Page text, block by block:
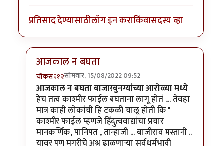
प्रतिसाद देण्यासाठीलॉग इन कराकिंवासदस्य व्हा
आजकाल न बघता
चौकस२१२सोमवार, 15/08/2022 09:52
In reply toधन्यवाद... आजकाल न बघताbyगणेशा
आजकाल न बघता बाजारबुनग्यांच्या आरोळ्या मध्ये
हेच तत्व काश्मीर फाईल बघताना लागू होतं .... तेवहा
मात्र काही लोकांची हि टकळी चालू होती कि "
काश्मीर फाईल म्हणजे हिंदुत्ववाद्यांचा प्रचार
मानकर्णिक, पानिपत , तान्हाजी ... बाजीराव मस्तानी ..
यावर पण मगरीचे अश्रू ढाळणाऱ्या सर्वधर्मभावी